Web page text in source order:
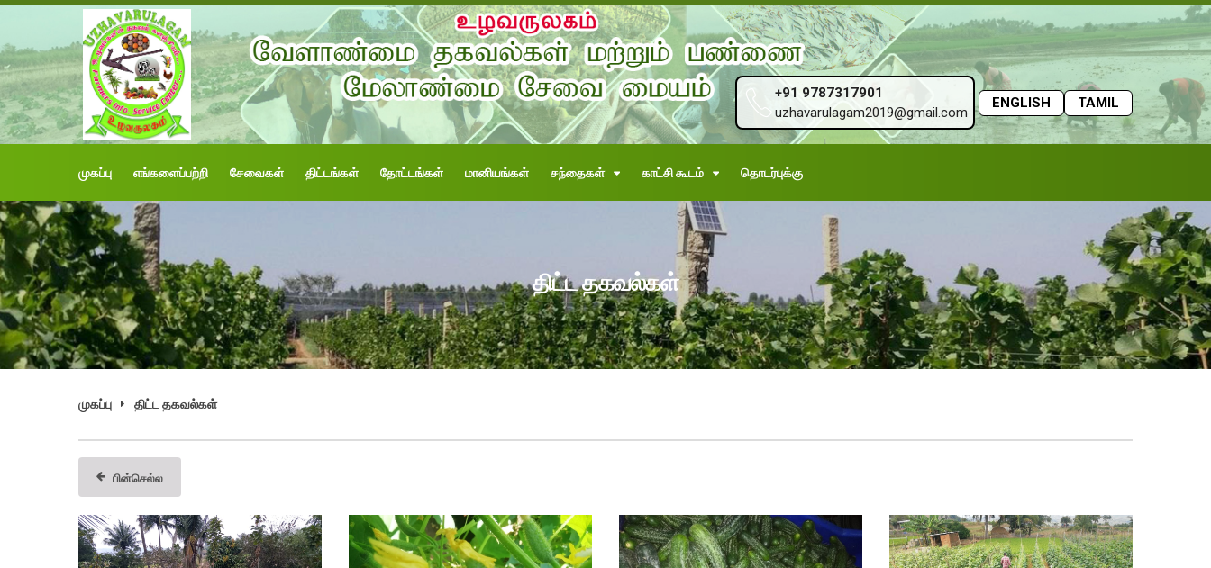
+91 9787317901
uzhavarulagam2019@gmail.com
ENGLISH TAMIL
முகப்பு எங்களைப்பற்றி சேவைகள் திட்டங்கள் தோட்டங்கள் மானியங்கள் சந்தைகள் காட்சி கூடம் தொடர்புக்கு
திட்ட தகவல்கள்
முகப்பு திட்ட தகவல்கள்
பின்செல்ல